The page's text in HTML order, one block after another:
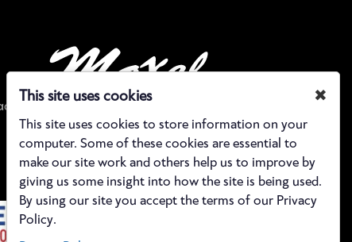
11, έξοδος μετρό Αιγάλεω, Αθήνα, Ελλάδα
Τηλέφωνο: 21 0590 5843
This site uses cookies ✖
This site uses cookies to store information on your
computer. Some of these cookies are essential to
make our site work and others help us to improve by
giving us some insight into how the site is being used.
By using our site you accept the terms of our Privacy
Policy.